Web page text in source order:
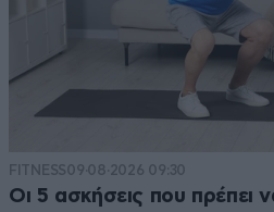
FITNESS09·08·2026 09:30
Οι 5 ασκήσεις που πρέπει